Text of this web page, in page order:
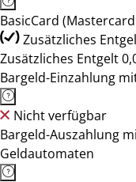
BasicCard
Zusätzliches
Zusätzliches Entgelt
Bargeld-Einzahlung
Nicht verfügbar
Bargeld-Auszahlung
Geldautomaten